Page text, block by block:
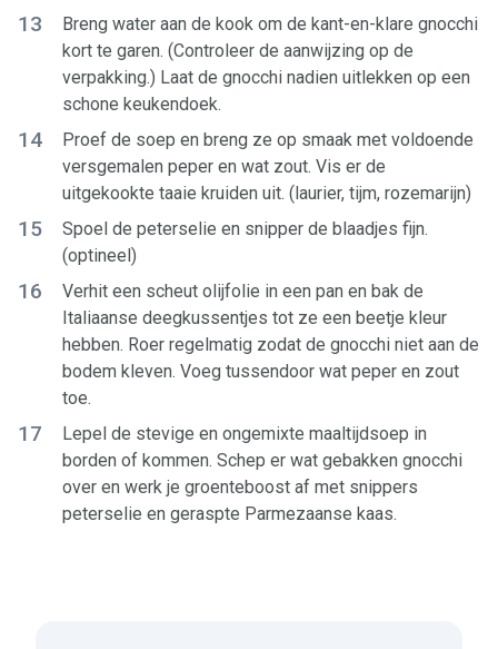
13
Breng water aan de kook om de kant-en-klare gnocchi
kort te garen. (Controleer de aanwijzing op de
verpakking.) Laat de gnocchi nadien uitlekken op een
schone keukendoek.
14
Proef de soep en breng ze op smaak met voldoende
versgemalen peper en wat zout. Vis er de
uitgekookte taaie kruiden uit. (laurier, tijm, rozemarijn)
15
Spoel de peterselie en snipper de blaadjes fijn.
(optineel)
16
Verhit een scheut olijfolie in een pan en bak de
Italiaanse deegkussentjes tot ze een beetje kleur
hebben. Roer regelmatig zodat de gnocchi niet aan de
bodem kleven. Voeg tussendoor wat peper en zout
toe.
17
Lepel de stevige en ongemixte maaltijdsoep in
borden of kommen. Schep er wat gebakken gnocchi
over en werk je groenteboost af met snippers
peterselie en geraspte Parmezaanse kaas.